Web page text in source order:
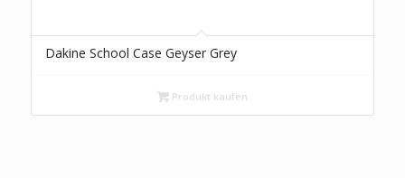
Dakine School Case Geyser Grey
Produkt kaufen